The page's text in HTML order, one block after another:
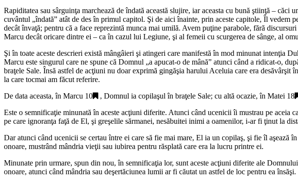
Rapiditatea sau sârguinţa marchează de îndată această slujire, iar aceasta cu bună ştiinţă – căci
cuvântul „îndată” atât de des în primul capitol. Şi de aici înainte, prin aceste capitole, Îl vedem
decât învaţă; pentru că a face reprezintă munca mai umilă. Avem puţine parabole, fără
Marcu decât oricare dintre ei – ca în cazul lui Legiune, şi al femeii cu scurgerea de sânge, al
Şi în toate aceste descrieri există mângâieri şi atingeri care manifestă în mod minunat intenţia
Marcu este singurul care ne spune că Domnul „a apucat-o de mână” atunci când a ridicat-o,
braţele Sale. Însă astfel de acţiuni nu doar exprimă gingăşia harului Aceluia care era
la care tocmai am făcut referire.
De data aceasta, în Marcu 10 , Domnul ia copilaşul în braţele Sale; cu altă ocazie, în Matei 18
Este o semnificaţie minunată în aceste acţiuni diferite. Atunci când ucenicii îi mustrau pe
pe care ignoranţa faţă de El, şi greşelile sărmanei, nesăbuitei inimi a oamenilor, i-ar fi ţinut la
Dar atunci când ucenicii se certau între ei care să fie mai mare, El ia un copilaş, şi fie îl
onoare, mustrând mândria vieţii sau iubirea pentru răsplată care era la lucru printre ei.
Minunate prin urmare, spun din nou, în semnificaţia lor, sunt aceste acţiuni diferite ale
onoare, atunci când mândria sau deşertăciunea lumii ar fi căutat un astfel de loc pentru ea însăşi.